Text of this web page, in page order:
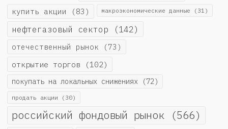
купить акции (83) макроэкономические данные (31)
нефтегазовый сектор (142)
отечественный рынок (73)
открытие торгов (102)
покупать на локальных снижениях (72)
продать акции (30)
российский фондовый рынок (566)